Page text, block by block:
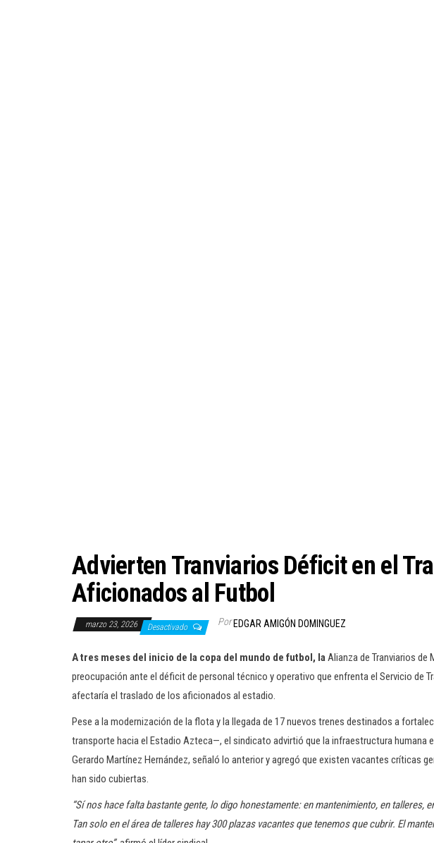
Advierten Tranviarios Déficit en el
Aficionados al Futbol
marzo 23, 2026 Desactivado Por EDGAR AMIGÓN DOMINGUEZ
A tres meses del inicio de la copa del mundo de futbol, laAlianza de Tranviarios
preocupación ante el déficit de personal técnico y operativo que enfrenta el Servicio de
afectaría el traslado de los aficionados al estadio.
Pese a la modernización de la flota y la llegada de 17 nuevos trenes destinados a
transporte hacia el Estadio Azteca—, el sindicato advirtió que la infraestructura humana
Gerardo Martínez Hernández, señaló lo anterior y agregó que existen vacantes críticas
han sido cubiertas.
“Sí nos hace falta bastante gente, lo digo honestamente: en mantenimiento, en talleres,
Tan solo en el área de talleres hay 300 plazas vacantes que tenemos que cubrir. El